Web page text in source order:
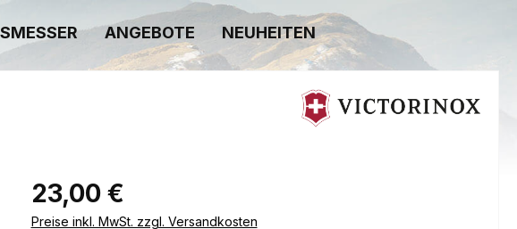
ANGEBOTE NEUHEITEN
Regulärer Preis:
23,00 €
Preise inkl. MwSt. zzgl. Versandkosten